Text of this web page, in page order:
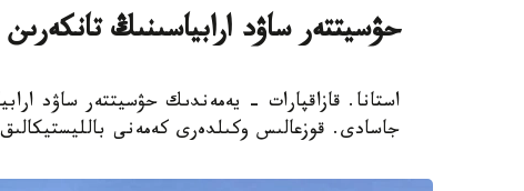
حۋسيتتەر ساۋد ارابياسىنىڭ تانكەرىن
استانا. قازاقپارات - يەمەندىك حۋسيتتەر ساۋد
جاسادى. قوزعالىس وكىلدەرى كەمەنى بالليستيكالىق